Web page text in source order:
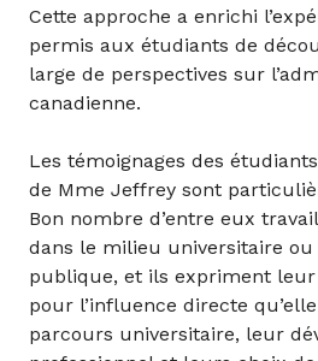
Cette approche a enrichi
permis aux étudiants de
large de perspectives sur
canadienne.
Les témoignages des
de Mme Jeffrey sont
Bon nombre d’entre eux
dans le milieu universitaire
publique, et ils expriment
pour l’influence directe
parcours universitaire, leur